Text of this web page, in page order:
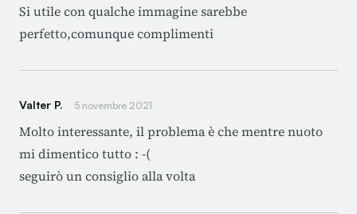
Si utile con qualche immagine sarebbe
perfetto,comunque complimenti
Valter P. 5 novembre 2021
Molto interessante, il problema è che mentre nuoto
mi dimentico tutto : -(
seguirò un consiglio alla volta